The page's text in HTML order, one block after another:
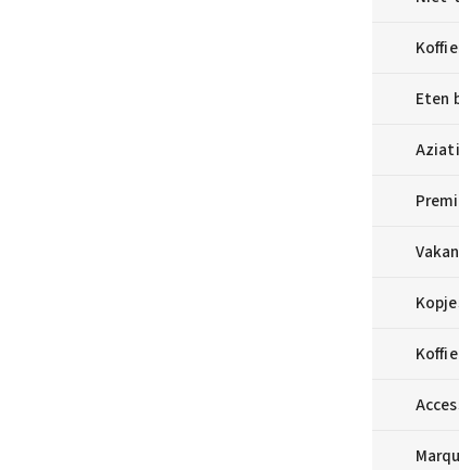
Eten